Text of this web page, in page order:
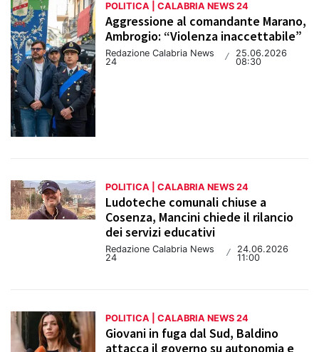
POLITICA | CALABRIA NEWS 24
Aggressione al comandante Marano,
Ambrogio: “Violenza inaccettabile”
Redazione Calabria News
24
/
25.06.2026
08:30
POLITICA | CALABRIA NEWS 24
Ludoteche comunali chiuse a
Cosenza, Mancini chiede il rilancio
dei servizi educativi
Redazione Calabria News
24
/
24.06.2026
11:00
POLITICA | CALABRIA NEWS 24
Giovani in fuga dal Sud, Baldino
attacca il governo su autonomia e